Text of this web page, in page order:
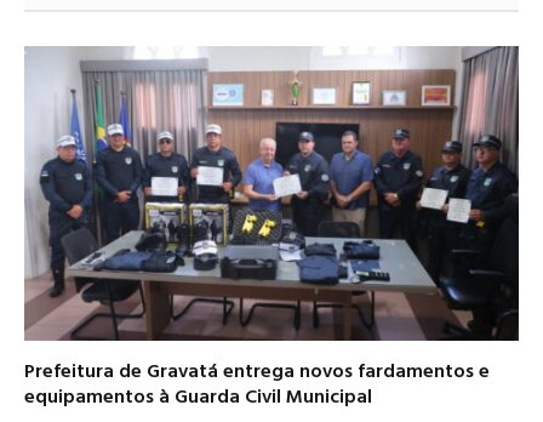
Prefeitura de Gravatá entrega novos fardamentos e
equipamentos à Guarda Civil Municipal